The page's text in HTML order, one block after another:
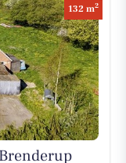
132 m2